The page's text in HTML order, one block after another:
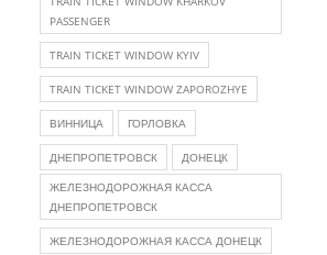
PASSENGER
TRAIN TICKET WINDOW KYIV
TRAIN TICKET WINDOW ZAPOROZHYE
ВИННИЦА ГОРЛОВКА
ДНЕПРОПЕТРОВСК
ДОНЕЦК
ЖЕЛЕЗНОДОРОЖНАЯ КАССА
ДНЕПРОПЕТРОВСК
ЖЕЛЕЗНОДОРОЖНАЯ КАССА ДОНЕЦК